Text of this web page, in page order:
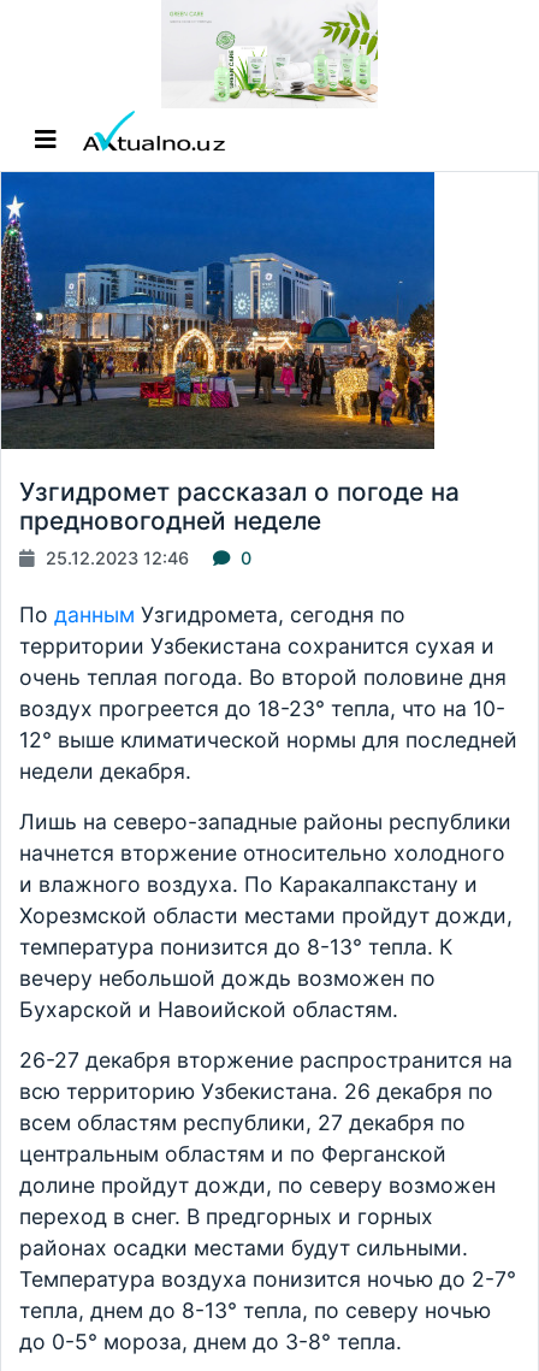
Узгидромет рассказал о погоде на
предновогодней неделе
25.12.2023 12:46 0
По данным Узгидромета, сегодня по
территории Узбекистана сохранится сухая и
очень теплая погода. Во второй половине дня
воздух прогреется до 18-23° тепла, что на 10-
12° выше климатической нормы для последней
недели декабря.
Лишь на северо-западные районы республики
начнется вторжение относительно холодного
и влажного воздуха. По Каракалпакстану и
Хорезмской области местами пройдут дожди,
температура понизится до 8-13° тепла. К
вечеру небольшой дождь возможен по
Бухарской и Навоийской областям.
26-27 декабря вторжение распространится на
всю территорию Узбекистана. 26 декабря по
всем областям республики, 27 декабря по
центральным областям и по Ферганской
долине пройдут дожди, по северу возможен
переход в снег. В предгорных и горных
районах осадки местами будут сильными.
Температура воздуха понизится ночью до 2-7°
тепла, днем до 8-13° тепла, по северу ночью
до 0-5° мороза, днем до 3-8° тепла.